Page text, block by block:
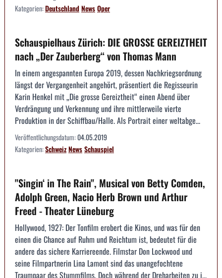
Kategorien:DeutschlandNewsOper
Schauspielhaus Zürich: DIE GROSSE GEREIZTHEIT
nach „Der Zauberberg“ von Thomas Mann
In einem angespannten Europa 2019, dessen Nachkriegsordnung
längst der Vergangenheit angehört, präsentiert die Regisseurin
Karin Henkel mit „Die grosse Gereiztheit“ einen Abend über
Verdrängung und Verkennung und ihre mittlerweile vierte
Produktion in der Schiffbau/Halle. Als Portrait einer weltabge...
Veröffentlichungsdatum:04.05.2019
Kategorien:SchweizNewsSchauspiel
"Singin‘ in The Rain", Musical von Betty Comden,
Adolph Green, Nacio Herb Brown und Arthur
Freed - Theater Lüneburg
Hollywood, 1927: Der Tonfilm erobert die Kinos, und was für den
einen die Chance auf Ruhm und Reichtum ist, bedeutet für die
andere das sichere Karriereende. Filmstar Don Lockwood und
seine Filmpartnerin Lina Lamont sind das unangefochtene
Traumpaar des Stummfilms. Doch während der Dreharbeiten zu i...